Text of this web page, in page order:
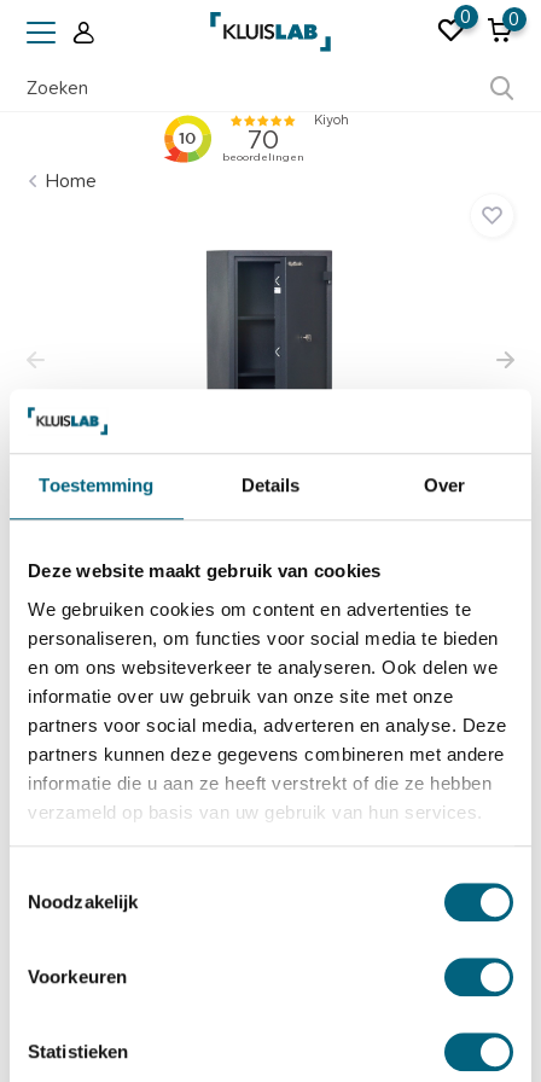
Toestemming Details Over
Deze website maakt gebruik van cookies
We gebruiken cookies om content en advertenties te
personaliseren, om functies voor social media te bieden
en om ons websiteverkeer te analyseren. Ook delen we
informatie over uw gebruik van onze site met onze
partners voor social media, adverteren en analyse. Deze
partners kunnen deze gegevens combineren met andere
informatie die u aan ze heeft verstrekt of die ze hebben
verzameld op basis van uw gebruik van hun services.
Noodzakelijk
Voorkeuren
Statistieken
0 0
Home
Chubbsafes HomeSafe S2 70 EL
Bekijk alles Inbraakwerende Kluis
1.459,-
Op voorraad: .
Bekijk de reviews
Officieel ECB-S gecertificeerde inbraakwerende privékluis
lift: